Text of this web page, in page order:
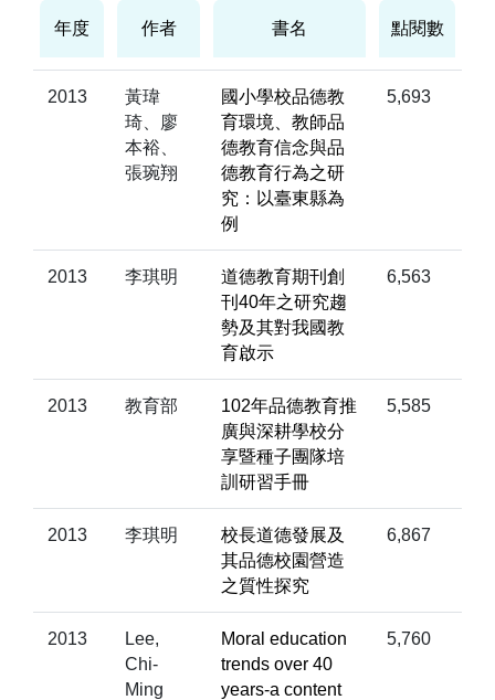
年度 作者 書名 點閱數
2013
黃瑋
琦、廖
本裕、
張琬翔
國小學校品德教
育環境、教師品
德教育信念與品
德教育行為之研
究：以臺東縣為
例
5,693
2013 李琪明
道德教育期刊創
刊40年之研究趨
勢及其對我國教
育啟示
6,563
2013 教育部
102年品德教育推
廣與深耕學校分
享暨種子團隊培
訓研習手冊
5,585
2013 李琪明
校長道德發展及
其品德校園營造
之質性探究
6,867
2013
Lee,
Chi-
Ming
Moral education
trends over 40
years-a content
5,760